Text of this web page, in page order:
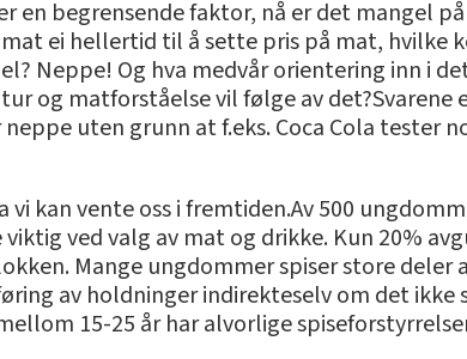
en begrensende faktor, nå er det mangel
ei hellertid til å sette pris på mat, hvilke
Neppe! Og hva medvår orientering inn i
og matforståelse vil følge av det?Svarene
uten grunn at f.eks. Coca Cola tester
kan vente oss i fremtiden.Av 500
ved valg av mat og drikke. Kun 20%
Mange ungdommer spiser store deler
av holdninger indirekteselv om det ikke
15-25 år har alvorlige